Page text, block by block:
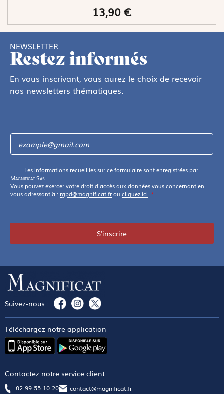
13,90 €
NEWSLETTER
Restez informés
En vous inscrivant, vous aurez le choix de recevoir
nos newsletters thématiques.
Les informations recueillies sur ce formulaire sont enregistrées par
Magnificat Sas.
Vous pouvez exercer votre droit d'accès aux données vous concernant en
vous adressant à : rgpd@magnificat.frou cliquez ici. *
S'inscrire
Suivez-nous :
Téléchargez notre application
Contactez notre service client
02 99 55 10 20 contact@magnificat.fr